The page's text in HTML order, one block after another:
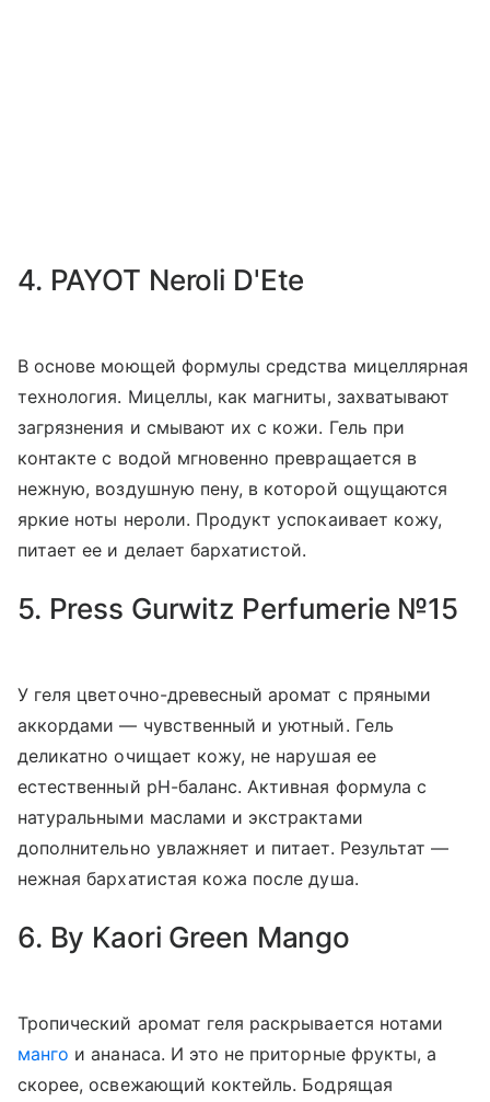
4. PAYOT Neroli D'Ete
В основе моющей формулы средства мицеллярная
технология. Мицеллы, как магниты, захватывают
загрязнения и смывают их с кожи. Гель при
контакте с водой мгновенно превращается в
нежную, воздушную пену, в которой ощущаются
яркие ноты нероли. Продукт успокаивает кожу,
питает ее и делает бархатистой.
5. Press Gurwitz Perfumerie №15
У геля цветочно-древесный аромат с пряными
аккордами — чувственный и уютный. Гель
деликатно очищает кожу, не нарушая ее
естественный pH-баланс. Активная формула с
натуральными маслами и экстрактами
дополнительно увлажняет и питает. Результат —
нежная бархатистая кожа после душа.
6. By Kaori Green Mango
Тропический аромат геля раскрывается нотами
манго и ананаса. И это не приторные фрукты, а
скорее, освежающий коктейль. Бодрящая